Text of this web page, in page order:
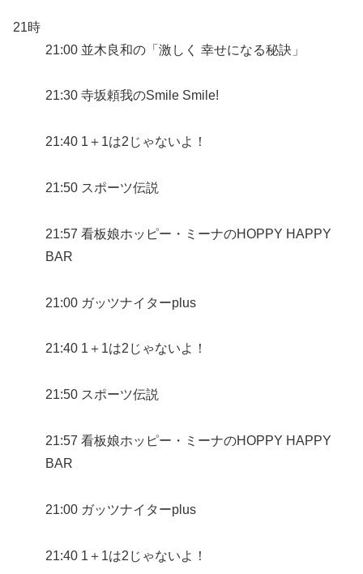
21時
21:00 並木良和の「激しく 幸せになる秘訣」
21:30 寺坂頼我のSmile Smile!
21:40 1＋1は2じゃないよ！
21:50 スポーツ伝説
21:57 看板娘ホッピー・ミーナのHOPPY HAPPY
BAR
21:00 ガッツナイターplus
21:40 1＋1は2じゃないよ！
21:50 スポーツ伝説
21:57 看板娘ホッピー・ミーナのHOPPY HAPPY
BAR
21:00 ガッツナイターplus
21:40 1＋1は2じゃないよ！